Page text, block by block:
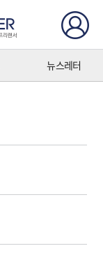
뉴스레터